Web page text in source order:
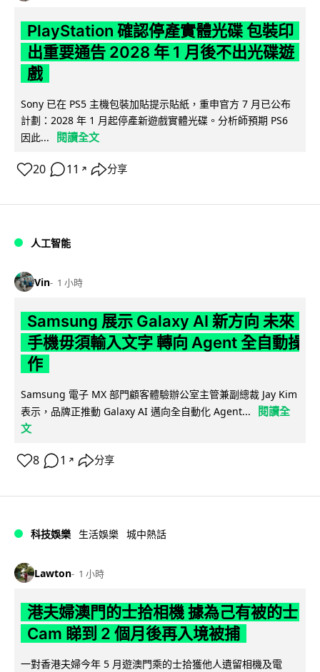
PlayStation 確認停產實體光碟 包裝印
出重要通告 2028 年 1 月後不出光碟遊
戲
Sony 已在 PS5 主機包裝加貼提示貼紙，重申官方 7 月已公布
計劃：2028 年 1 月起停產新遊戲實體光碟。分析師預期 PS6
因此...
閱讀全文
20 11 ↗ 分享
人工智能
Vin 1 小時
Samsung 展示 Galaxy AI 新方向 未來
手機毋須輸入文字 轉向 Agent 全自動操
作
Samsung 電子 MX 部門顧客體驗辦公室主管兼副總裁 Jay Kim
表示，品牌正推動 Galaxy AI 邁向全自動化 Agent...
閱讀全
文
8 1 ↗ 分享
科技娛樂 生活娛樂 城中熱話
Lawton 1 小時
港夫婦澳門的士拾相機 據為己有被的士
Cam 睇到 2 個月後再入境被捕
一對香港夫婦今年 5 月遊澳門乘的士拾獲他人遺留相機及電